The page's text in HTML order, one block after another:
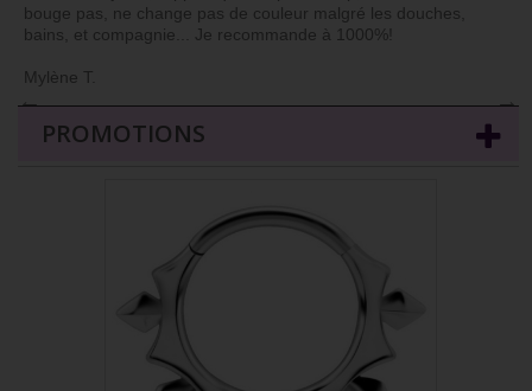
bouge pas, ne change pas de couleur malgré les douches,
bains, et compagnie... Je recommande à 1000%!
Mylène T.
→
←
PROMOTIONS